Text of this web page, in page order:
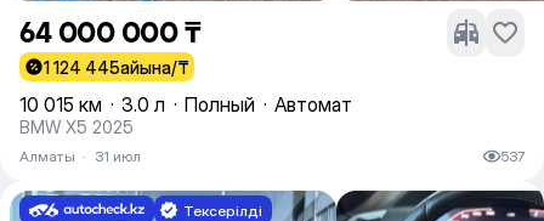
64 000 000 ₸
1 124 445айына/₸
10 015 км · 3.0 л · Полный · Автомат
BMW X5 2025
Алматы · 31 июл 537
Тексерілді